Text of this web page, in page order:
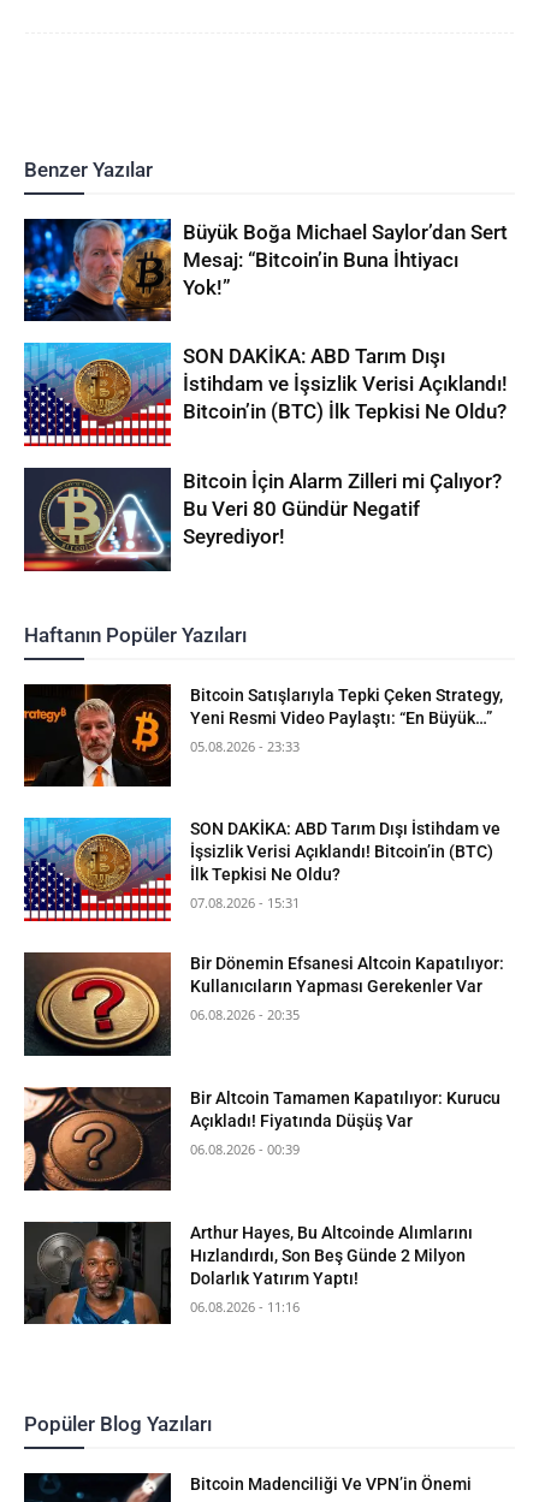
Benzer Yazılar
Büyük Boğa Michael Saylor’dan Sert
Mesaj: “Bitcoin’in Buna İhtiyacı
Yok!”
SON DAKİKA: ABD Tarım Dışı
İstihdam ve İşsizlik Verisi Açıklandı!
Bitcoin’in (BTC) İlk Tepkisi Ne Oldu?
Bitcoin İçin Alarm Zilleri mi Çalıyor?
Bu Veri 80 Gündür Negatif
Seyrediyor!
Haftanın Popüler Yazıları
Bitcoin Satışlarıyla Tepki Çeken Strategy,
Yeni Resmi Video Paylaştı: “En Büyük…”
05.08.2026 - 23:33
SON DAKİKA: ABD Tarım Dışı İstihdam ve
İşsizlik Verisi Açıklandı! Bitcoin’in (BTC)
İlk Tepkisi Ne Oldu?
07.08.2026 - 15:31
Bir Dönemin Efsanesi Altcoin Kapatılıyor:
Kullanıcıların Yapması Gerekenler Var
06.08.2026 - 20:35
Bir Altcoin Tamamen Kapatılıyor: Kurucu
Açıkladı! Fiyatında Düşüş Var
06.08.2026 - 00:39
Arthur Hayes, Bu Altcoinde Alımlarını
Hızlandırdı, Son Beş Günde 2 Milyon
Dolarlık Yatırım Yaptı!
06.08.2026 - 11:16
Popüler Blog Yazıları
Bitcoin Madenciliği Ve VPN’in Önemi